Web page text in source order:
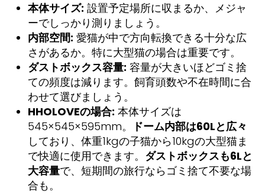
本体サイズ: 設置予定場所に収まるか、メジャ
ーでしっかり測りましょう。
内部空間: 愛猫が中で方向転換できる十分な広
さがあるか。特に大型猫の場合は重要です。
ダストボックス容量: 容量が大きいほどゴミ捨
ての頻度は減ります。飼育頭数や不在時間に合
わせて選びましょう。
HHOLOVEの場合: 本体サイズは
545×545×595mm。
ドーム内部は60Lと広々
しており、体重1kgの子猫から10kgの大型猫ま
で快適に使用できます。 ダストボックスも6Lと
大容量で、短期間の旅行ならゴミ捨て不要な場
合も。